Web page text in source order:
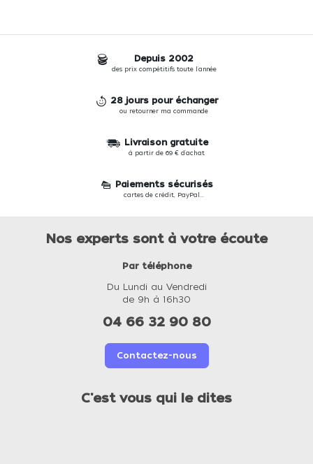
Depuis 2002
des prix compétitifs toute l'année
28 jours pour échanger
ou retourner ma commande
Livraison gratuite
à partir de 69 € d'achat
Paiements sécurisés
cartes de crédit, PayPal...
Nos experts sont à votre écoute
Par téléphone
Du Lundi au Vendredi
de 9h à 16h30
04 66 32 90 80
Contactez-nous
C'est vous qui le dites